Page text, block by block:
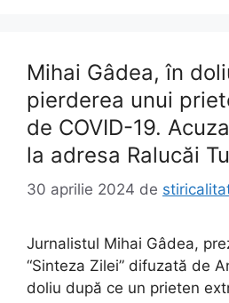
Mihai Gâdea, în
pierderea unui
de COVID-19.
la adresa Ralucăi
30 aprilie 2024 de
Jurnalistul Mihai Gâdea,
“Sinteza Zilei” difuzată de
doliu după ce un prieten